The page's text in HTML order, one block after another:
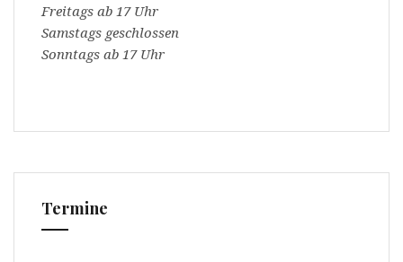
Freitags ab 17 Uhr
Samstags geschlossen
Sonntags ab 17 Uhr
Termine